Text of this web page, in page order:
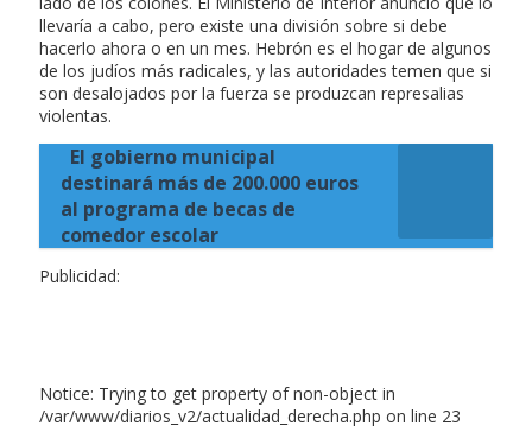
llevaría a cabo, pero existe una división sobre si debe
hacerlo ahora o en un mes. Hebrón es el hogar de algunos
de los judíos más radicales, y las autoridades temen que si
son desalojados por la fuerza se produzcan represalias
violentas.
El gobierno municipal
destinará más de 200.000 euros
al programa de becas de
comedor escolar
Publicidad:
Notice: Trying to get property of non-object in
/var/www/diarios_v2/actualidad_derecha.php on line 23